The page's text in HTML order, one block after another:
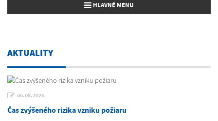
Toggle navigation
HLAVNÉ MENU
AKTUALITY
06.08.2026
Čas zvýšeného rizika vzniku požiaru